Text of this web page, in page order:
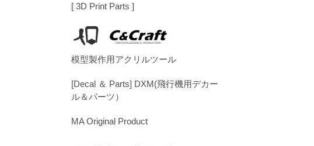
[ 3D Print Parts ]
模型製作用アクリルツール
[Decal ＆ Parts] DXM(飛行機用デカー
ル＆パーツ）
MA Original Product